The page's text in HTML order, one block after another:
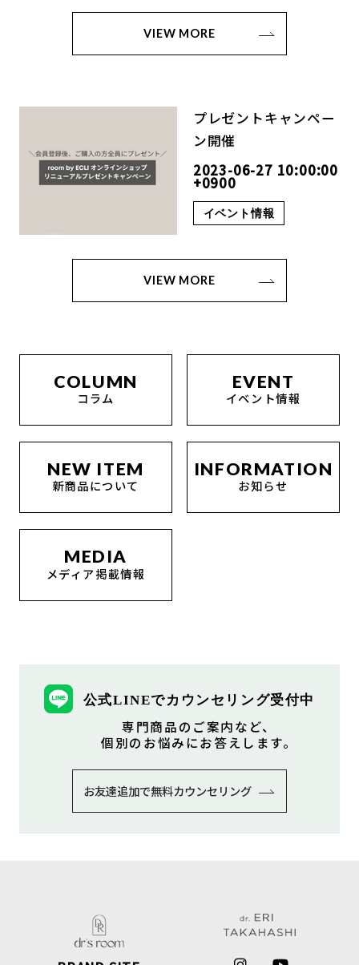
VIEW MORE
プレゼントキャンペー
ン開催
2023-06-27 10:00:00
+0900
イベント情報
VIEW MORE
COLUMN
コラム
EVENT
イベント情報
NEW ITEM
新商品について
INFORMATION
お知らせ
MEDIA
メディア掲載情報
公式LINEでカウンセリング受付中
専⾨商品のご案内など、
個別のお悩みにお答えします。
お友達追加で無料カウンセリング